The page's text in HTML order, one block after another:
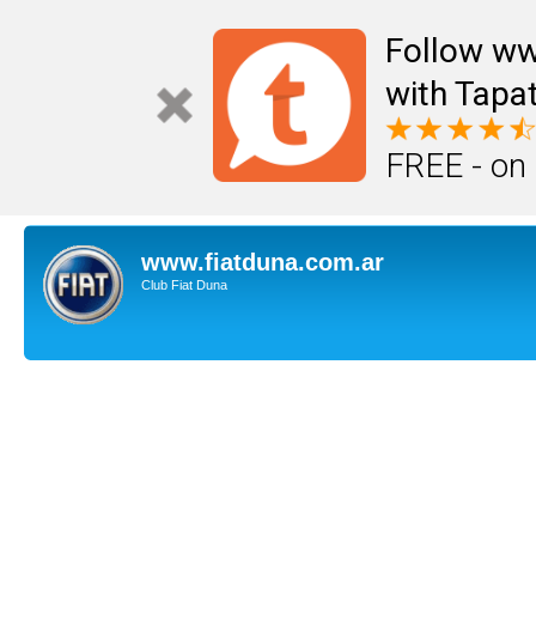
Follow
with
FREE -
www.fiatduna.com.ar
Club Fiat Duna